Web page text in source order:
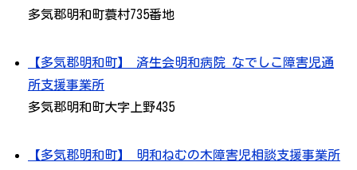
多気郡明和町蓑村735番地
【多気郡明和町】 済生会明和病院 なでしこ障害児通
所支援事業所
多気郡明和町大字上野435
【多気郡明和町】 明和ねむの木障害児相談支援事業所